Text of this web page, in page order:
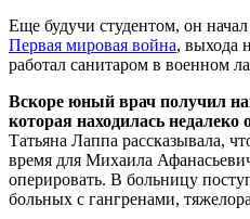
Еще будучи студентом, он
Первая мировая война, выхода
работал санитаром в военном
Вскоре юный врач получил
которая находилась
Татьяна Лаппа рассказывала,
время для Михаила
оперировать. В больницу
больных с гангренами,